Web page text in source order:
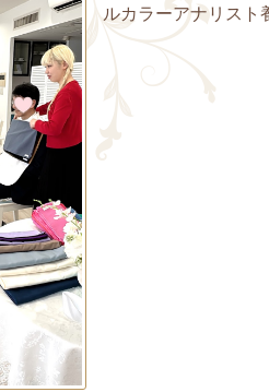
ルカラーアナリス